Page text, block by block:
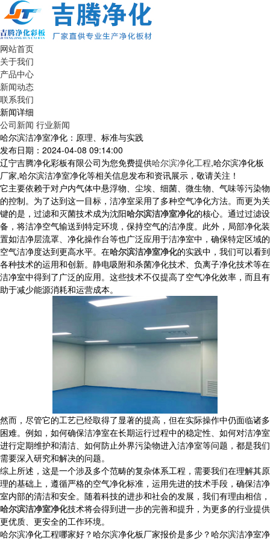
网站首页
关于我们
产品中心
新闻动态
联系我们
新闻详细
公司新闻 行业新闻
哈尔滨洁净室净化：原理、标准与实践
发布日期：2024-04-08 09:14:00
辽宁吉腾净化彩板有限公司为您免费提供哈尔滨净化工程,哈尔滨净化板
厂家,哈尔滨洁净室净化等相关信息发布和资讯展示，敬请关注！
它主要依赖于对户内气体中悬浮物、尘埃、细菌、微生物、气味等污染物
的控制。为了达到这一目标，洁净室采用了多种空气净化方法。而更为关
键的是，过滤和灭菌技术成为沈阳哈尔滨洁净室净化的核心。通过过滤设
备，将洁净空气输送到特定环境，保持空气的洁净度。此外，局部净化装
置如洁净层流罩、净化操作台等也广泛应用于洁净室中，确保特定区域的
空气洁净度达到更高水平。在哈尔滨洁净室净化的实践中，我们可以看到
各种技术的运用和创新。静电吸附和杀菌净化技术、负离子净化技术等在
洁净室中得到了广泛的应用。这些技术不仅提高了空气净化效率，而且有
助于减少能源消耗和运营成本。
然而，尽管它的工艺已经取得了显著的提高，但在实际操作中仍面临诸多
困难。例如，如何确保洁净室在长期运行过程中的稳定性、如何对洁净室
进行定期维护和清洁、如何防止外界污染物进入洁净室等问题，都是我们
需要深入研究和解决的问题。
综上所述，这是一个涉及多个范畴的复杂体系工程，需要我们在理解其原
理的基础上，遵循严格的空气净化标准，运用先进的技术手段，确保洁净
室内部的清洁和安全。随着科技的进步和社会的发展，我们有理由相信，
哈尔滨洁净室净化技术将会得到进一步的完善和提升，为更多的行业提供
更优质、更安全的工作环境。
哈尔滨净化工程哪家好？哈尔滨净化板厂家报价是多少？哈尔滨洁净室净